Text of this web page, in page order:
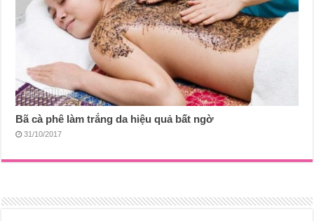
Bã cà phê làm trắng da hiệu quả bất ngờ
31/10/2017